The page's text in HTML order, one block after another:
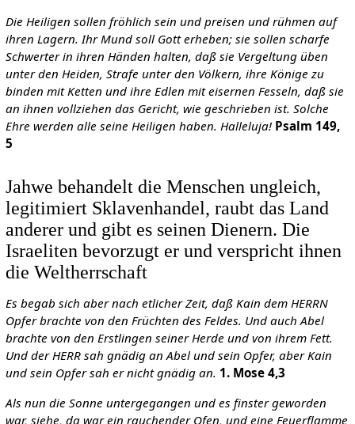
Die Heiligen sollen fröhlich sein und preisen und rühmen auf
ihren Lagern. Ihr Mund soll Gott erheben; sie sollen scharfe
Schwerter in ihren Händen halten, daß sie Vergeltung üben
unter den Heiden, Strafe unter den Völkern, ihre Könige zu
binden mit Ketten und ihre Edlen mit eisernen Fesseln, daß sie
an ihnen vollziehen das Gericht, wie geschrieben ist. Solche
Ehre werden alle seine Heiligen haben. Halleluja! Psalm 149,
5
Jahwe behandelt die Menschen ungleich,
legitimiert Sklavenhandel, raubt das Land
anderer und gibt es seinen Dienern. Die
Israeliten bevorzugt er und verspricht ihnen
die Weltherrschaft
Es begab sich aber nach etlicher Zeit, daß Kain dem HERRN
Opfer brachte von den Früchten des Feldes. Und auch Abel
brachte von den Erstlingen seiner Herde und von ihrem Fett.
Und der HERR sah gnädig an Abel und sein Opfer, aber Kain
und sein Opfer sah er nicht gnädig an. 1. Mose 4,3
Als nun die Sonne untergegangen und es finster geworden
war, siehe, da war ein rauchender Ofen, und eine Feuerflamme